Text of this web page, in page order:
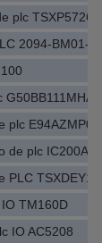
plc
2094-BM01-M
plc
de plc
PLC
TM160D
IO AC5208